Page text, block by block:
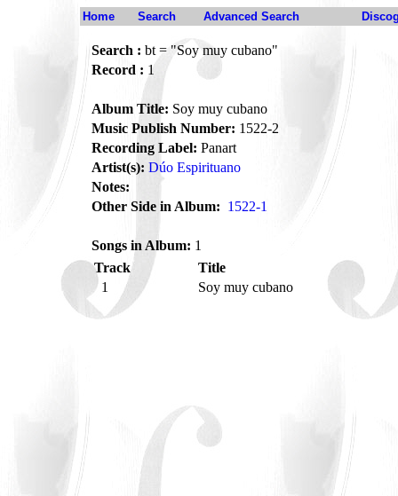
Home Search Advanced Search
Search : bt = "Soy muy cubano"
Record : 1
Album Title: Soy muy cubano
Music Publish Number: 1522-2
Recording Label: Panart
Artist(s): Dúo Espirituano
Notes:
Other Side in Album: 1522-1
Songs in Album: 1
Track
Title
1
Soy muy cubano